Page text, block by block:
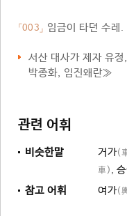
「003」 임금이 타던 수레.
서산 대사가 제자 유
박종화, 임진왜란≫
관련 어휘
비슷한말 거가(
車) ,
참고 어휘 여가(